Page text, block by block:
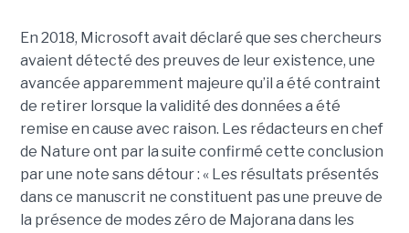
En 2018, Microsoft avait déclaré que ses chercheurs
avaient détecté des preuves de leur existence, une
avancée apparemment majeure qu’il a été contraint
de retirer lorsque la validité des données a été
remise en cause avec raison. Les rédacteurs en chef
de Nature ont par la suite confirmé cette conclusion
par une note sans détour : « Les résultats présentés
dans ce manuscrit ne constituent pas une preuve de
la présence de modes zéro de Majorana dans les